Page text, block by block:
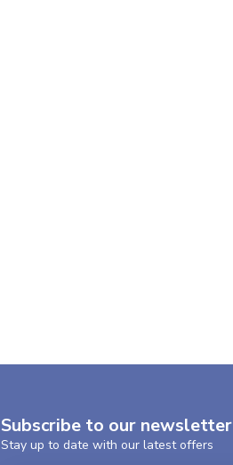
Subscribe to our newsletter
Stay up to date with our latest offers